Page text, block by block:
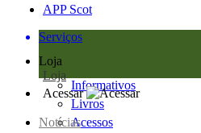
APP Scot
Serviços
Loja
Loja
Informativos
Livros
Acessos
Acessar
Notícias